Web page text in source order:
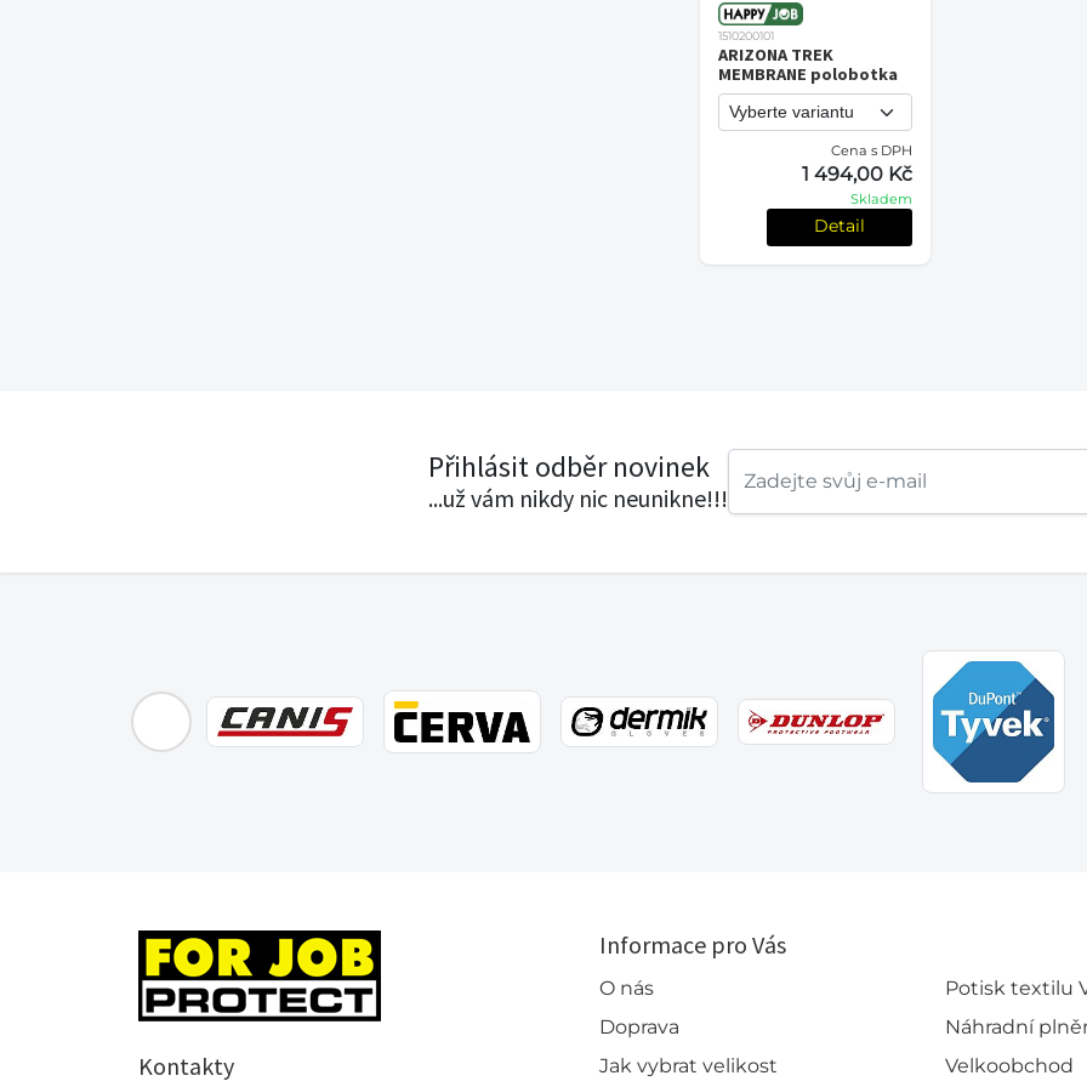
1510200101
ARIZONA TREK
MEMBRANE polobotka
Cena s DPH
1 494,00 Kč
Skladem
Detail
Přihlásit odběr novinek
...už vám nikdy nic neunikne!!!
Kontakty
Informace pro Vás
O nás
Doprava
Jak vybrat velikost
Potisk textilu
Náhradní
Velkoobchod